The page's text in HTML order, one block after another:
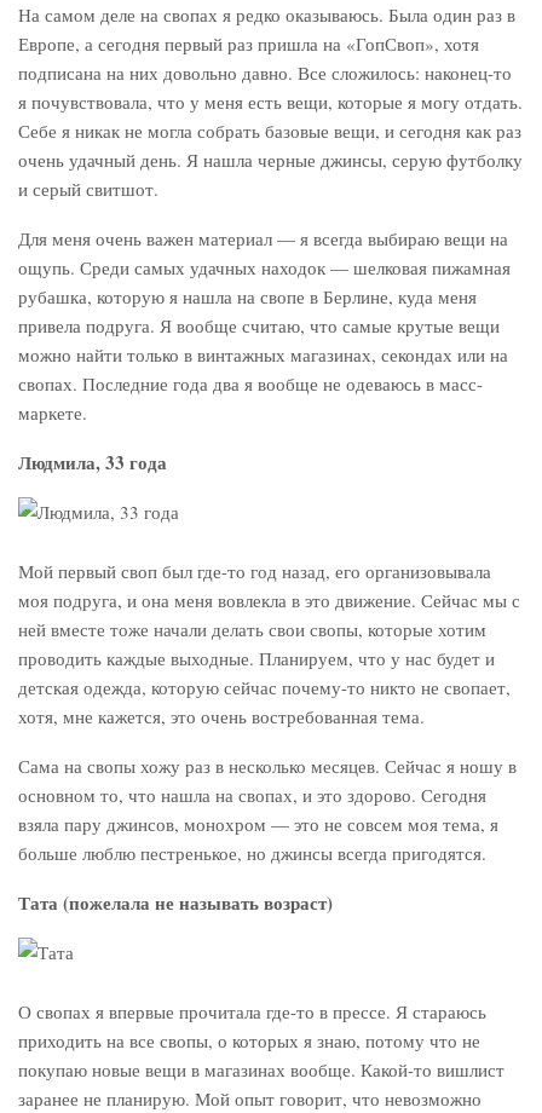
На самом деле на свопах я редко оказываюсь. Была один раз в
Европе, а сегодня первый раз пришла на «ГопСвоп», хотя
подписана на них довольно давно. Все сложилось: наконец-то
я почувствовала, что у меня есть вещи, которые я могу отдать.
Себе я никак не могла собрать базовые вещи, и сегодня как раз
очень удачный день. Я нашла черные джинсы, серую футболку
и серый свитшот.
Для меня очень важен материал — я всегда выбираю вещи на
ощупь. Среди самых удачных находок — шелковая пижамная
рубашка, которую я нашла на свопе в Берлине, куда меня
привела подруга. Я вообще считаю, что самые крутые вещи
можно найти только в винтажных магазинах, секондах или на
свопах. Последние года два я вообще не одеваюсь в масс-
маркете.
Людмила, 33 года
Мой первый своп был где-то год назад, его организовывала
моя подруга, и она меня вовлекла в это движение. Сейчас мы с
ней вместе тоже начали делать свои свопы, которые хотим
проводить каждые выходные. Планируем, что у нас будет и
детская одежда, которую сейчас почему-то никто не свопает,
хотя, мне кажется, это очень востребованная тема.
Сама на свопы хожу раз в несколько месяцев. Сейчас я ношу в
основном то, что нашла на свопах, и это здорово. Сегодня
взяла пару джинсов, монохром — это не совсем моя тема, я
больше люблю пестренькое, но джинсы всегда пригодятся.
Тата (пожелала не называть возраст)
О свопах я впервые прочитала где-то в прессе. Я стараюсь
приходить на все свопы, о которых я знаю, потому что не
покупаю новые вещи в магазинах вообще. Какой-то вишлист
заранее не планирую. Мой опыт говорит, что невозможно